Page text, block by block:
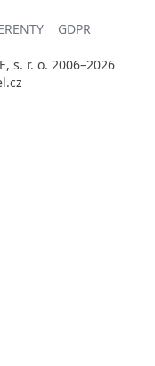
GDPR
s. r. o. 2006–2026